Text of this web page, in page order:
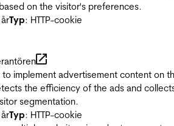
on the visitor's preferences.
Typ: HTTP-cookie
to implement advertisement content on
the efficiency of the ads and
segmentation.
Typ: HTTP-cookie